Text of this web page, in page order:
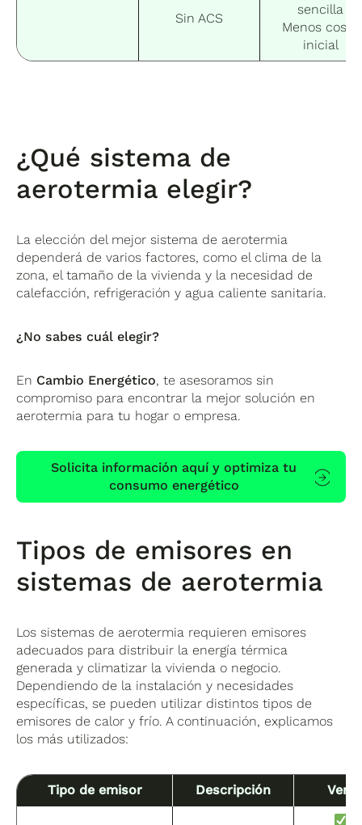
Sin ACS
sencilla
Menos coste
inicial
¿Qué sistema de
aerotermia elegir?
La elección del mejor sistema de aerotermia
dependerá de varios factores, como el clima de la
zona, el tamaño de la vivienda y la necesidad de
calefacción, refrigeración y agua caliente sanitaria.
¿No sabes cuál elegir?
En Cambio Energético, te asesoramos sin
compromiso para encontrar la mejor solución en
aerotermia para tu hogar o empresa.
Solicita información aquí y optimiza tu
consumo energético
Tipos de emisores en
sistemas de aerotermia
Los sistemas de aerotermia requieren emisores
adecuados para distribuir la energía térmica
generada y climatizar la vivienda o negocio.
Dependiendo de la instalación y necesidades
específicas, se pueden utilizar distintos tipos de
emisores de calor y frío. A continuación, explicamos
los más utilizados:
Tipo de emisor Descripción